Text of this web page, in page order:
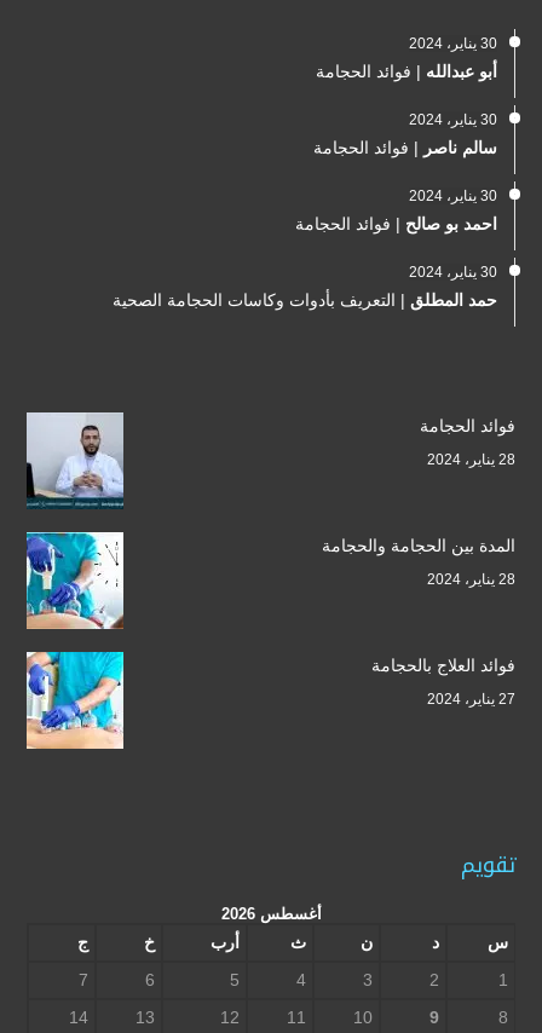
30 يناير، 2024
أبو عبدالله | فوائد الحجامة
30 يناير، 2024
سالم ناصر | فوائد الحجامة
30 يناير، 2024
احمد بو صالح | فوائد الحجامة
30 يناير، 2024
حمد المطلق | التعريف بأدوات وكاسات الحجامة الصحية
فوائد الحجامة
28 يناير، 2024
المدة بين الحجامة والحجامة
28 يناير، 2024
فوائد العلاج بالحجامة
27 يناير، 2024
تقويم
أغسطس 2026
س د ن ث أرب خ
ج
1
2
3
4
5
6
7
8
9
10
11
12
13
14